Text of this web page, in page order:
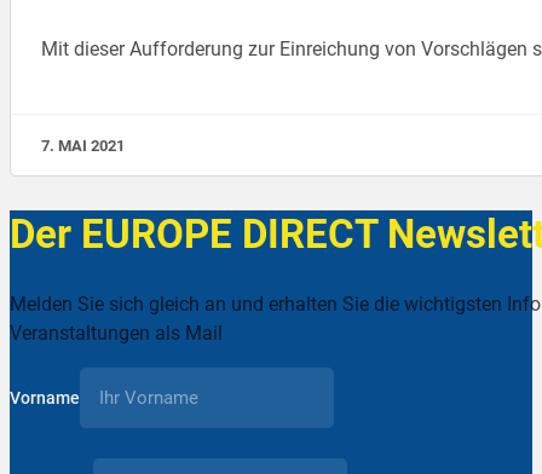
Mit dieser Aufforderung zur Einreichung von
7. MAI 2021
Der EUROPE DIRECT
Melden Sie sich gleich an und erhalten Sie die wichtigsten
Veranstaltungen als Mail
Vorname